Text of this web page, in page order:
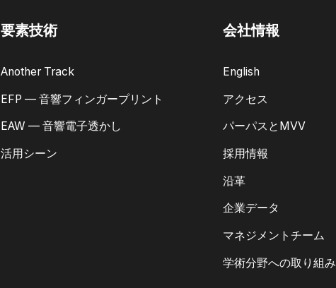
要素技術
Another Track
EFP — 音響フィンガープリント
EAW — 音響電子透かし
活用シーン
会社情報
English
アクセス
パーパスとMVV
採用情報
沿革
企業データ
マネジメントチーム
学術分野への取り組み